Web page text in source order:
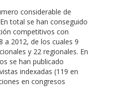
considerable de
total se han conseguido
competitivos con
a 2012, de los cuales 9
y 22 regionales. En
se han publicado
indexadas (119 en
en congresos